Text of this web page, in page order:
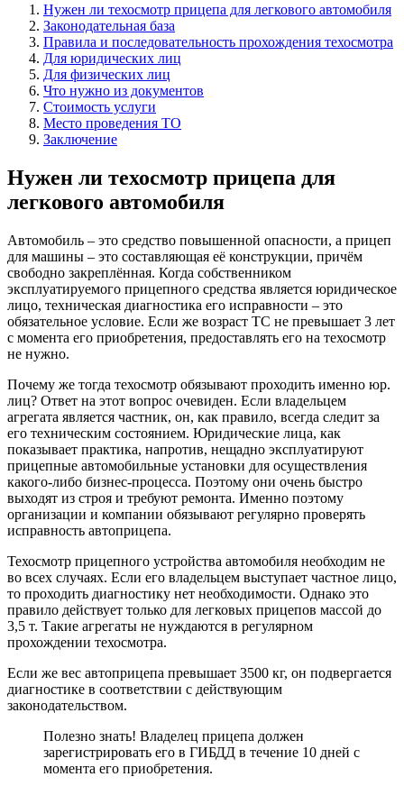
Нужен ли техосмотр прицепа для легкового автомобиля
Законодательная база
Правила и последовательность прохождения техосмотра
Для юридических лиц
Для физических лиц
Что нужно из документов
Стоимость услуги
Место проведения ТО
Заключение
Нужен ли техосмотр прицепа для
легкового автомобиля
Автомобиль – это средство повышенной опасности, а прицеп
для машины – это составляющая её конструкции, причём
свободно закреплённая. Когда собственником
эксплуатируемого прицепного средства является юридическое
лицо, техническая диагностика его исправности – это
обязательное условие. Если же возраст ТС не превышает 3 лет
с момента его приобретения, предоставлять его на техосмотр
не нужно.
Почему же тогда техосмотр обязывают проходить именно юр.
лиц? Ответ на этот вопрос очевиден. Если владельцем
агрегата является частник, он, как правило, всегда следит за
его техническим состоянием. Юридические лица, как
показывает практика, напротив, нещадно эксплуатируют
прицепные автомобильные установки для осуществления
какого-либо бизнес-процесса. Поэтому они очень быстро
выходят из строя и требуют ремонта. Именно поэтому
организации и компании обязывают регулярно проверять
исправность автоприцепа.
Техосмотр прицепного устройства автомобиля необходим не
во всех случаях. Если его владельцем выступает частное лицо,
то проходить диагностику нет необходимости. Однако это
правило действует только для легковых прицепов массой до
3,5 т. Такие агрегаты не нуждаются в регулярном
прохождении техосмотра.
Если же вес автоприцепа превышает 3500 кг, он подвергается
диагностике в соответствии с действующим
законодательством.
Полезно знать! Владелец прицепа должен
зарегистрировать его в ГИБДД в течение 10 дней с
момента его приобретения.